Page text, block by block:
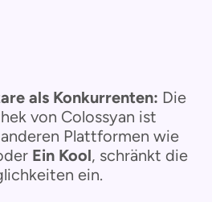
als Konkurrenten: Die
von Colossyan ist
Plattformen wie
Ein Kool, schränkt die
ein.